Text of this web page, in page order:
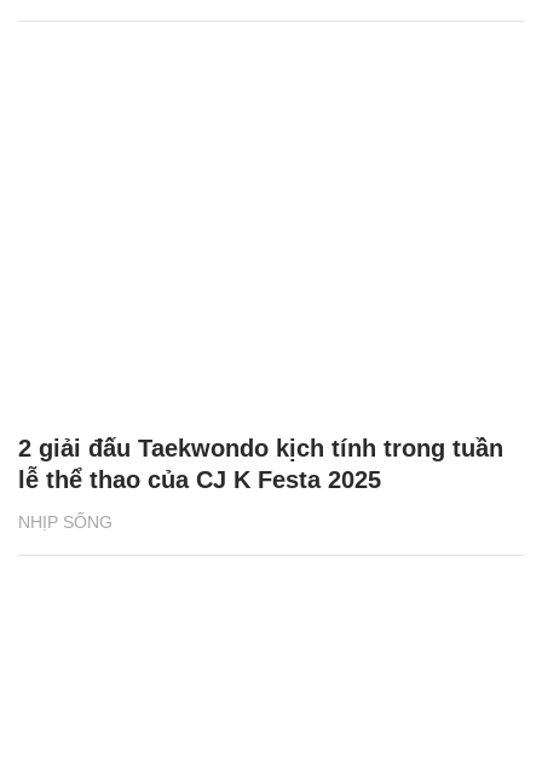
NHỊP SỐNG
2 giải đấu Taekwondo kịch tính trong tuần
lễ thể thao của CJ K Festa 2025